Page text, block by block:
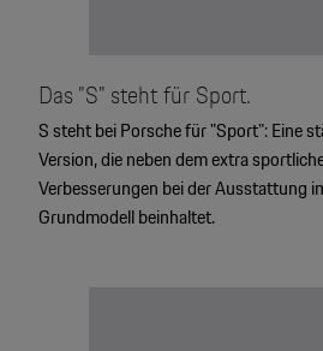
Das "S" steht für Sport.
S steht bei Porsche für "Sport": Eine
Version, die neben dem extra
Verbesserungen bei der Ausstattung
Grundmodell beinhaltet.